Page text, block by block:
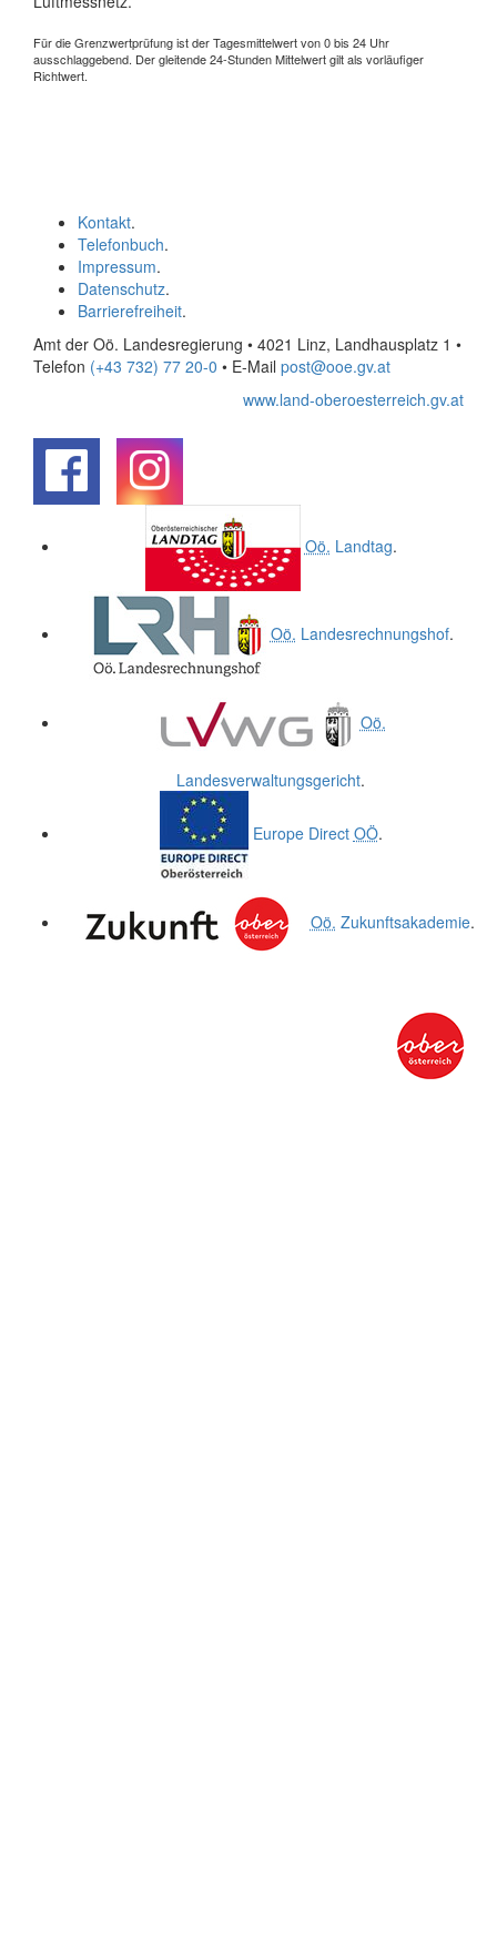
Für die Grenzwertprüfung ist der Tagesmittelwert von 0 bis 24 Uhr
ausschlaggebend. Der gleitende 24-Stunden Mittelwert gilt als vorläufiger
Richtwert.
Kontakt.
Telefonbuch.
Impressum.
Datenschutz.
Barrierefreiheit.
Amt der Oö. Landesregierung • 4021 Linz, Landhausplatz 1 •
Telefon (+43 732) 77 20-0 • E-Mail post@ooe.gv.at
www.land-oberoesterreich.gv.at
Oö. Landtag.
Oö. Landesrechnungshof.
Oö.
Landesverwaltungsgericht.
Europe Direct OÖ.
Oö. Zukunftsakademie.